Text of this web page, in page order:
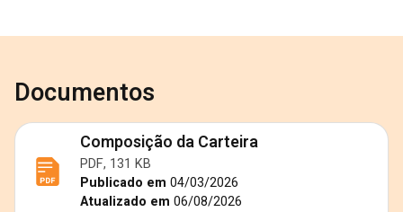
Documentos
Composição da Carteira
PDF, 131 KB
Publicado em 04/03/2026
Atualizado em 06/08/2026